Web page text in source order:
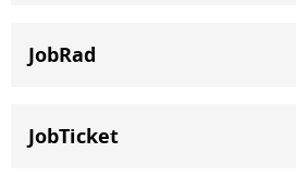
JobRad
JobTicket